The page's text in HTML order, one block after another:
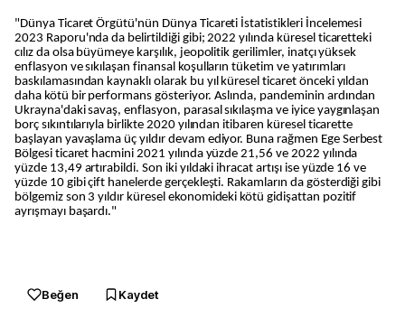
"Dünya Ticaret Örgütü'nün Dünya Ticareti İstatistikleri İncelemesi
2023 Raporu'nda da belirtildiği gibi; 2022 yılında küresel ticaretteki
cılız da olsa büyümeye karşılık, jeopolitik gerilimler, inatçı yüksek
enflasyon ve sıkılaşan finansal koşulların tüketim ve yatırımları
baskılamasından kaynaklı olarak bu yıl küresel ticaret önceki yıldan
daha kötü bir performans gösteriyor. Aslında, pandeminin ardından
Ukrayna'daki savaş, enflasyon, parasal sıkılaşma ve iyice yaygınlaşan
borç sıkıntılarıyla birlikte 2020 yılından itibaren küresel ticarette
başlayan yavaşlama üç yıldır devam ediyor. Buna rağmen Ege Serbest
Bölgesi ticaret hacmini 2021 yılında yüzde 21,56 ve 2022 yılında
yüzde 13,49 artırabildi. Son iki yıldaki ihracat artışı ise yüzde 16 ve
yüzde 10 gibi çift hanelerde gerçekleşti. Rakamların da gösterdiği gibi
bölgemiz son 3 yıldır küresel ekonomideki kötü gidişattan pozitif
ayrışmayı başardı."
Beğen Kaydet